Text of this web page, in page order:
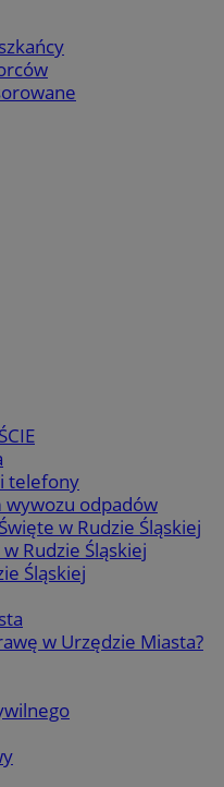
telefony
odpadów
w Rudzie Śląskiej
Rudzie Śląskiej
Śląskiej
w Urzędzie Miasta?